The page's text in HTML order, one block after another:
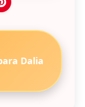
Dalia